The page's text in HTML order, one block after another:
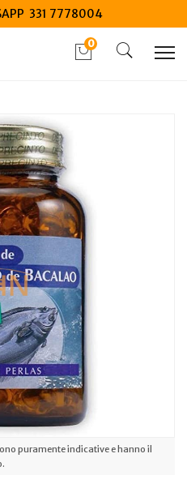
331 7778004
0
120 perle
puramente indicative e hanno il